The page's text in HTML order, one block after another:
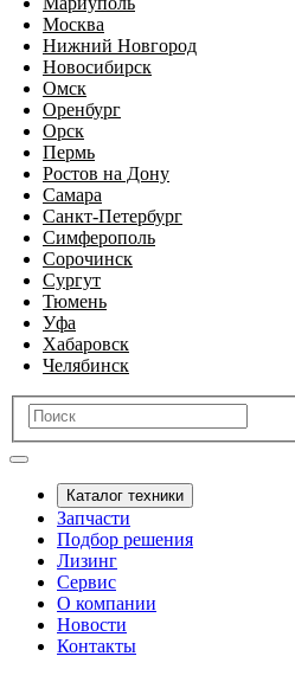
Москва
Нижний Новгород
Новосибирск
Омск
Оренбург
Орск
Пермь
Ростов на Дону
Самара
Санкт-Петербург
Симферополь
Сорочинск
Сургут
Тюмень
Уфа
Хабаровск
Челябинск
Каталог техники
Запчасти
Подбор решения
Лизинг
Сервис
О компании
Новости
Контакты